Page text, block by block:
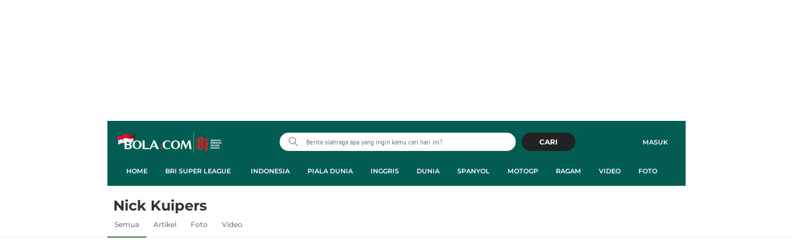
MASUK
CARI
HOME BRI SUPER LEAGUE INDONESIA PIALA DUNIA INGGRIS DUNIA SPANYOL MOTOGP RAGAM VIDEO FOTO
Nick Kuipers
Semua Artikel Foto Video